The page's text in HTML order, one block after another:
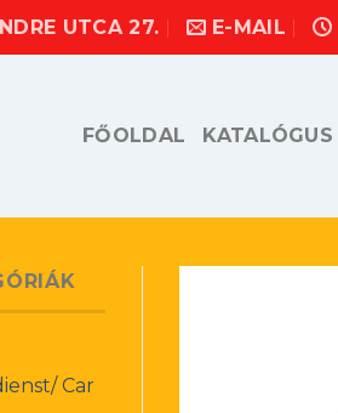
UTCA 27. E-MAIL
FŐOLDAL KATALÓGUS
Car